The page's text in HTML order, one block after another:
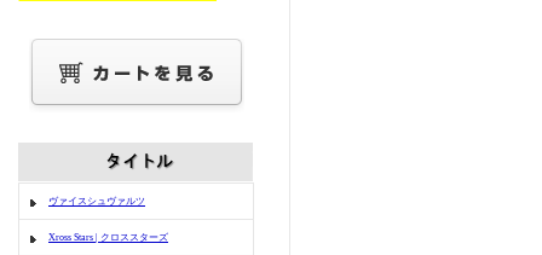
ヴァイスシュヴァルツ
Xross Stars | クロススターズ